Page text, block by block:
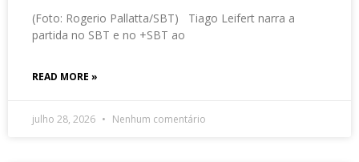
(Foto: Rogerio Pallatta/SBT) Tiago Leifert narra a
partida no SBT e no +SBT ao
READ MORE »
julho 28, 2026 Nenhum comentário